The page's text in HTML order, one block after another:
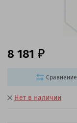
Нет в наличии
8 181
Сравнение